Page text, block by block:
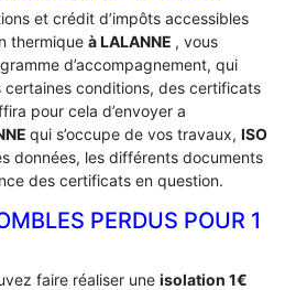
et crédit d’impôts accessibles
thermique à LALANNE , vous
d’accompagnement, qui
certaines conditions, des certificats
pour cela d’envoyer a
qui s’occupe de vos travaux, ISO
données, les différents documents
des certificats en question.
PERDUS POUR 1
faire réaliser une isolation 1€